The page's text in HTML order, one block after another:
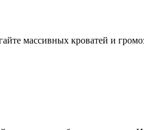
массивных кроватей и